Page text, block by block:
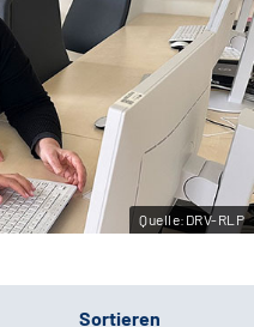
Quelle:DRV-RLP
Sortieren